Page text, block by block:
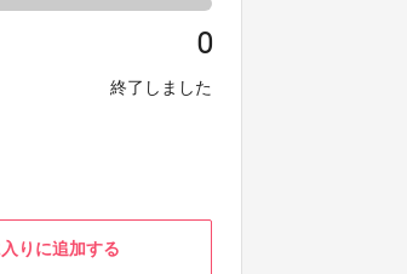
0
終了しました
りに追加する